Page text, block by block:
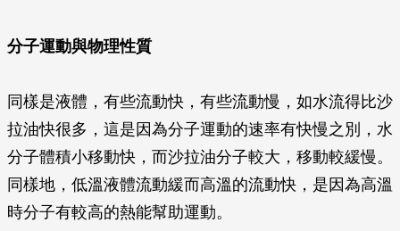
分子運動與物理性質
同樣是液體，有些流動快，有些流動慢，如水流得比沙
拉油快很多，這是因為分子運動的速率有快慢之別，水
分子體積小移動快，而沙拉油分子較大，移動較緩慢。
同樣地，低溫液體流動緩而高溫的流動快，是因為高溫
時分子有較高的熱能幫助運動。